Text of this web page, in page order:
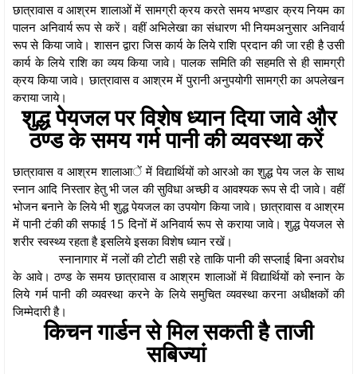
छात्रावास व आश्रम शालाओं में सामग्री क्रय करते समय भण्डार क्रय नियम का
पालन अनिवार्य रूप से करें। वहीं अभिलेखा का संधारण भी नियमअनुसार अनिवार्य
रूप से किया जावे। शासन द्वारा जिस कार्य के लिये राशि प्रदान की जा रही है उसी
कार्य के लिये राशि का व्यय किया जावे। पालक समिति की सहमति से ही सामग्री
क्रय किया जावे। छात्रावास व आश्रम में पुरानी अनुपयोगी सामग्री का अपलेखन
कराया जाये।
शुद्ध पेयजल पर विशेष ध्यान दिया जावे और
ठण्ड के समय गर्म पानी की व्यवस्था करें
छात्रावास व आश्रम शालाआें में विद्यार्थियों को आरओ का शुद्ध पेय जल के साथ
स्नान आदि निस्तार हेतु भी जल की सुविधा अच्छी व आवश्यक रूप से दी जावे। वहीं
भोजन बनाने के लिये भी शुद्ध पेयजल का उपयोग किया जावे। छात्रावास व आश्रम
में पानी टंकी की सफाई 15 दिनों में अनिवार्य रूप से कराया जावे। शुद्ध पेयजल से
शरीर स्वस्थ्य रहता है इसलिये इसका विशेष ध्यान रखें।
स्नानागार में नलों की टोटी सही रहे ताकि पानी की सप्लाई बिना अवरोध
के आवे। ठण्ड के समय छात्रावास व आश्रम शालाओं में विद्यार्थियों को स्नान के
लिये गर्म पानी की व्यवस्था करने के लिये समुचित व्यवस्था करना अधीक्षकों की
जिम्मेदारी है।
किचन गार्डन से मिल सकती है ताजी
सबिज्यां